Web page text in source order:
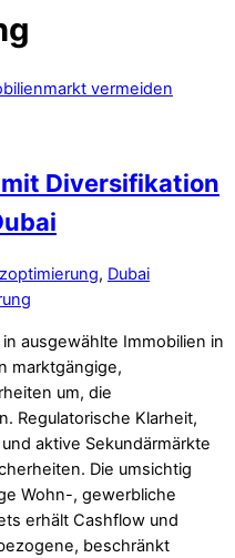
Diversifikation
, Dubai
ausgewählte Immobilien in
marktgängige,
um, die
Regulatorische Klarheit,
aktive Sekundärmärkte
Die umsichtig
Wohn-, gewerbliche
erhält Cashflow und
beschränkt